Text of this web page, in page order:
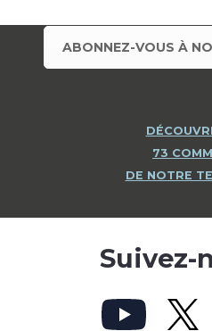
ABONNEZ-VOUS À
73
DE NOTRE
Suivez-